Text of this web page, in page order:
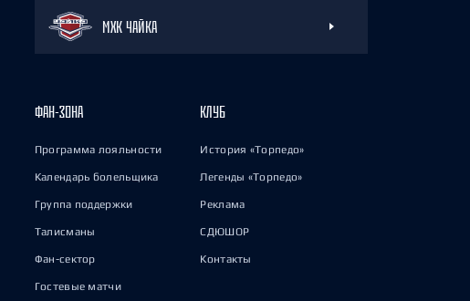
МХК ЧАЙКА
ФАН-ЗОНА
Программа лояльности
Календарь болельщика
Группа поддержки
Талисманы
Фан-сектор
Гостевые матчи
КЛУБ
История «Торпедо»
Легенды «Торпедо»
Реклама
СДЮШОР
Контакты